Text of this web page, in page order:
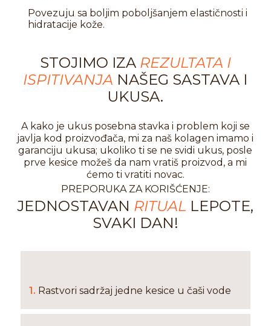
Povezuju sa boljim poboljšanjem elastičnosti i
hidratacije kože.
STOJIMO IZA REZULTATA I
ISPITIVANJA NAŠEG SASTAVA I
UKUSA.
A kako je ukus posebna stavka i problem koji se
javlja kod proizvođača, mi za naš kolagen imamo i
garanciju ukusa; ukoliko ti se ne svidi ukus, posle
prve kesice možeš da nam vratiš proizvod, a mi
ćemo ti vratiti novac.
PREPORUKA ZA KORIŠĆENJE:
JEDNOSTAVAN RITUAL LEPOTE,
SVAKI DAN!
1. Rastvori sadržaj jedne kesice u čaši vode